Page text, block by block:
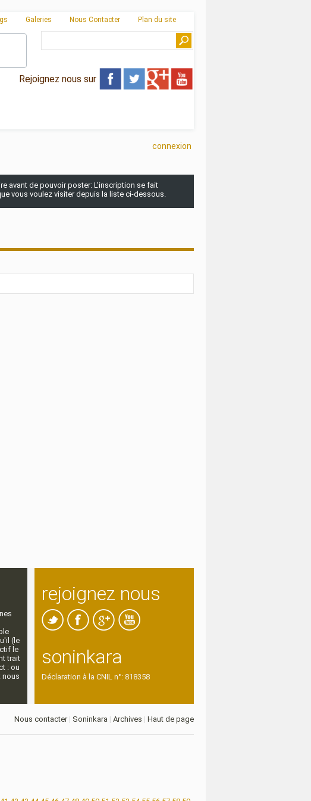
Galeries Nous Contacter Plan du site
Rejoignez nous sur
connexion
avant de pouvoir poster: L'inscription se fait
vous voulez visiter depuis la liste ci-dessous.
(le
le
trait
: ou
nous
rejoignez nous
soninkara
Déclaration à la CNIL n°: 818358
Nous contacter| Soninkara | Archives | Haut de page